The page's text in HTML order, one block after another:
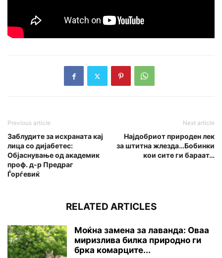
Previous article
Заблудите за исхраната кај
лица со дијабетес:
Објаснување од академик
проф. д-р Предраг
Ѓорѓевиќ
Next article
Најдобриот природен лек
за штитна жлезда…Бобинки
кои сите ги бараат…
RELATED ARTICLES
Моќна замена за лаванда: Оваа
миризлива билка природно ги
брка комарците...